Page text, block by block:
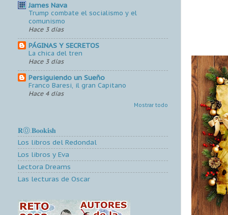
James Nava
Trump combate el socialismo y el
comunismo
Hace 3 días
PÁGINAS Y SECRETOS
La chica del tren
Hace 3 días
Persiguiendo un Sueño
Franco Baresi, il gran Capitano
Hace 4 días
Mostrar todo
𝐑Ⓞ.𝐁𝐨𝐨𝐤𝐢𝐬𝐡
Los libros del Redondal
Los libros y Eva
Lectora Dreams
Las lecturas de Oscar